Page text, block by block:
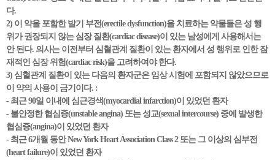
다.
2) 이 약을 포함한 발기 부전(erectile dysfunction)을 치료하는 약물들은 성 행
위가 권장되지 않는 심장 질환(cardiac disease)이 있는 남성에게 사용해서는
안 된다. 의사는 이전부터 심혈관계 질환이 있는 환자에서 성 행위로 인한 잠
재적인 심장 위험(cardiac risk)을 고려하여야 한다.
3) 심혈관계 질환이 있는 다음의 환자군은 임상 시험에 포함되지 않았으므로
이 약의 사용이 금기이다. :
- 최근 90일 이내에 심근경색(myocardial infarction)이 있었던 환자
- 불안정한 협심증(unstable angina) 또는 성교(sexual intercourse) 중에 발생한
협심증(angina)이 있었던 환자
- 최근 6개월 동안 New York Heart Association Class 2 또는 그 이상의 심부전
(heart failure)이 있었던 환자